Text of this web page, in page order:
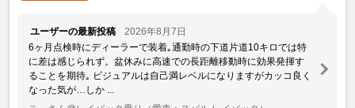
ユーザーの最新投稿
2026年8月7日
6ヶ月点検時にディーラーで装着｡通勤時の下道片道10キロでは特
に差は感じられず。盆休みに高速での長距離移動時に効果発揮す
ることを期待｡ ビジュアルは自己満レベルになりますがカッコ良く
なった気が…しか ...